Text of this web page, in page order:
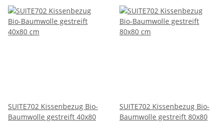
SUITE702 Kissenbezug Bio-
Baumwolle gestreift 40x80
SUITE702 Kissenbezug Bio-
Baumwolle gestreift 80x80